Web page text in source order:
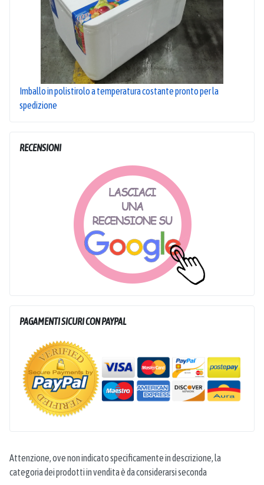
Imballo in polistirolo a temperatura costante pronto per la
spedizione
RECENSIONI
PAGAMENTI SICURI CON PAYPAL
Attenzione, ove non indicato specificamente in descrizione, la
categoria dei prodotti in vendita è da considerarsi seconda